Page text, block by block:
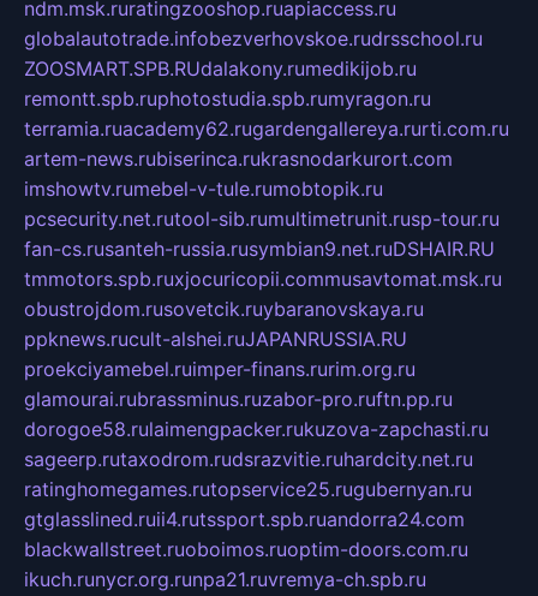
ndm.msk.ruratingzooshop.ruapiaccess.ru
globalautotrade.infobezverhovskoe.rudrsschool.ru
ZOOSMART.SPB.RUdalakony.rumedikijob.ru
remontt.spb.ruphotostudia.spb.rumyragon.ru
terramia.ruacademy62.rugardengallereya.rurti.com.ru
artem-news.rubiserinca.rukrasnodarkurort.com
imshowtv.rumebel-v-tule.rumobtopik.ru
pcsecurity.net.rutool-sib.rumultimetrunit.rusp-tour.ru
fan-cs.rusanteh-russia.rusymbian9.net.ruDSHAIR.RU
tmmotors.spb.ruxjocuricopii.commusavtomat.msk.ru
obustrojdom.rusovetcik.ruybaranovskaya.ru
ppknews.rucult-alshei.ruJAPANRUSSIA.RU
proekciyamebel.ruimper-finans.rurim.org.ru
glamourai.rubrassminus.ruzabor-pro.ruftn.pp.ru
dorogoe58.rulaimengpacker.rukuzova-zapchasti.ru
sageerp.rutaxodrom.rudsrazvitie.ruhardcity.net.ru
ratinghomegames.rutopservice25.rugubernyan.ru
gtglasslined.ruii4.rutssport.spb.ruandorra24.com
blackwallstreet.ruoboimos.ruoptim-doors.com.ru
ikuch.runycr.org.runpa21.ruvremya-ch.spb.ru